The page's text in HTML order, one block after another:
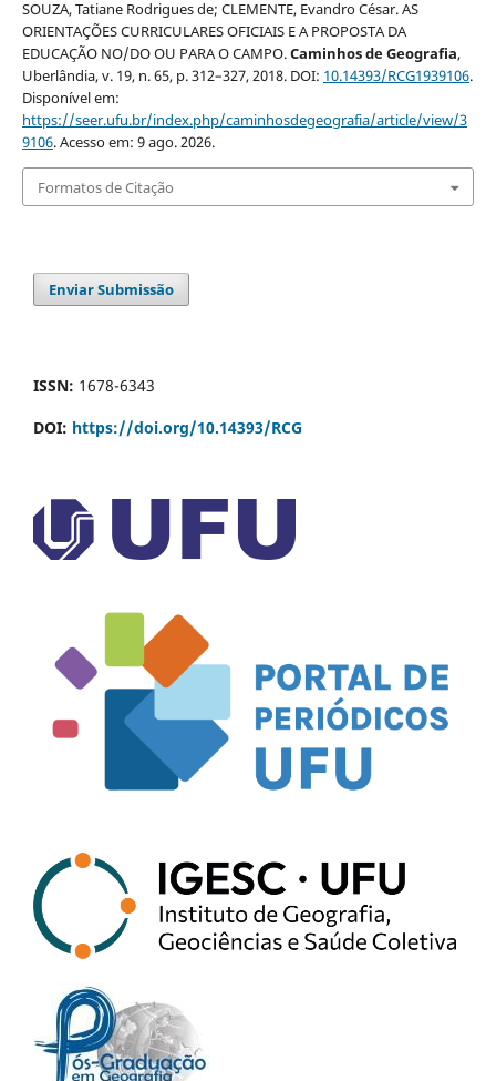
SOUZA, Tatiane Rodrigues de; CLEMENTE, Evandro César. AS
ORIENTAÇÕES CURRICULARES OFICIAIS E A PROPOSTA DA
EDUCAÇÃO NO/DO OU PARA O CAMPO.Caminhos de Geografia,
Uberlândia, v. 19, n. 65, p. 312–327, 2018. DOI: 10.14393/RCG1939106.
Disponível em:
https://seer.ufu.br/index.php/caminhosdegeografia/article/view/3
9106. Acesso em: 9 ago. 2026.
Formatos de Citação
Enviar Submissão
ISSN: 1678-6343
DOI: https://doi.org/10.14393/RCG